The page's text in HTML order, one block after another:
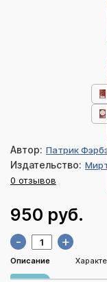
Автор: Патрик
Издательство:
0 отзывов
950 руб.
- +
Описание